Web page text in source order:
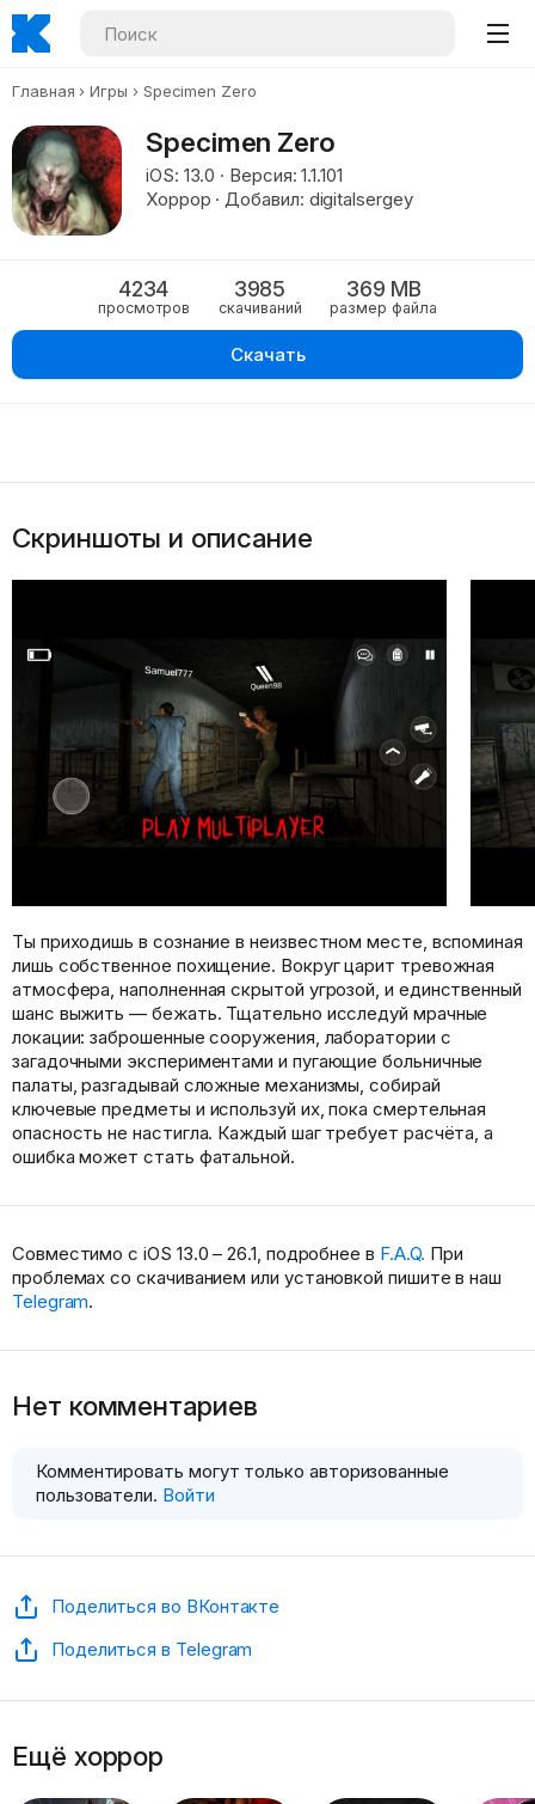
Главная Игры Specimen Zero
Specimen Zero
iOS: 13.0 · Версия: 1.1.101
Хоррор · Добавил: digitalsergey
4234
просмотров
3985
скачиваний
369 MB
размер файла
Скачать
Скриншоты и описание
Ты приходишь в сознание в неизвестном месте, вспоминая
лишь собственное похищение. Вокруг царит тревожная
атмосфера, наполненная скрытой угрозой, и единственный
шанс выжить — бежать. Тщательно исследуй мрачные
локации: заброшенные сооружения, лаборатории с
загадочными экспериментами и пугающие больничные
палаты, разгадывай сложные механизмы, собирай
ключевые предметы и используй их, пока смертельная
опасность не настигла. Каждый шаг требует расчёта, а
ошибка может стать фатальной.
Совместимо с iOS 13.0 – 26.1, подробнее в F.A.Q. При
проблемах со скачиванием или установкой пишите в наш
Telegram.
Нет комментариев
Комментировать могут только авторизованные
пользователи. Войти
Поделиться во ВКонтакте
Поделиться в Telegram
Ещё хоррор